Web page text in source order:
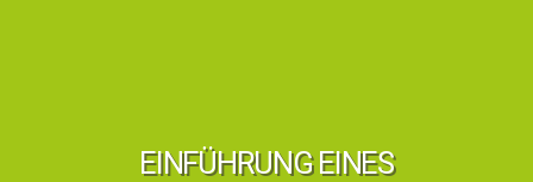
EINFÜHRUNG EINES